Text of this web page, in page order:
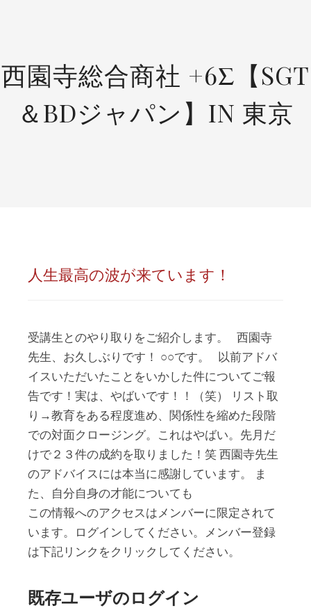
西園寺総合商社 +6Σ【SGT
＆BDジャパン】IN 東京
人生最高の波が来ています！
受講生とのやり取りをご紹介します。 西園寺
先生、お久しぶりです！ ○○です。 以前アドバ
イスいただいたことをいかした件についてご報
告です！実は、やばいです！！（笑） リスト取
り→教育をある程度進め、関係性を縮めた段階
での対面クロージング。これはやばい。先月だ
けで２３件の成約を取りました！笑 西園寺先生
のアドバイスには本当に感謝しています。 ま
た、自分自身の才能についても
この情報へのアクセスはメンバーに限定されて
います。ログインしてください。メンバー登録
は下記リンクをクリックしてください。
既存ユーザのログイン